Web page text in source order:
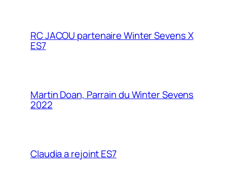
RC JACOU partenaire Winter Sevens X
ES7
Martin Doan, Parrain du Winter Sevens
2022
Claudia a rejoint ES7